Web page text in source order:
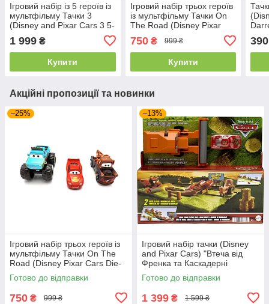
Ігровий набір із 5 героїв із
мультфільму Тачки 3
(Disney and Pixar Cars 3 5-
1 999 ₴
Купити
Ігровий набір трьох героїв
із мультфільму Тачки On
The Road (Disney Pixar
Cars Die-cast 3-Pack) від
Mattel
750₴ 999 ₴
Купити
390
Акційні пропозиції та новинки
–25%
Ігровий набір трьох героїв із
мультфільму Тачки On The
Road (Disney Pixar Cars Die-
cast 3-Pack) від Mattel
Готово до відправки
750 ₴ 999 ₴
–13%
Ігровий набір тачки (Disney
and Pixar Cars) "Втеча від
Френка та Каскадерні
перегони" від Mattel
Готово до відправки
1 399 ₴ 1 599 ₴